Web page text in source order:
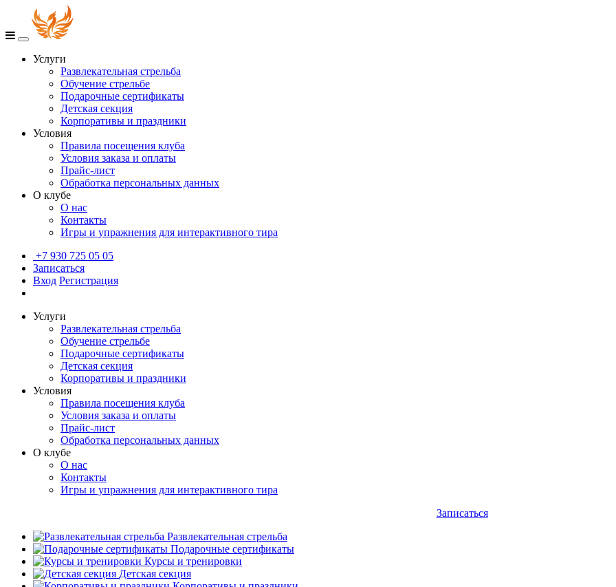
Услуги
Развлекательная стрельба
Обучение стрельбе
Подарочные сертификаты
Детская секция
Корпоративы и праздники
Условия
Правила посещения клуба
Условия заказа и оплаты
Прайс-лист
Обработка персональных данных
О клубе
О нас
Контакты
Игры и упражнения для интерактивного тира
+7 930 725 05 05
Записаться
Вход Регистрация
Услуги
Развлекательная стрельба
Обучение стрельбе
Подарочные сертификаты
Детская секция
Корпоративы и праздники
Условия
Правила посещения клуба
Условия заказа и оплаты
Прайс-лист
Обработка персональных данных
О клубе
О нас
Контакты
Игры и упражнения для интерактивного тира
Записаться
Развлекательная стрельба
Подарочные сертификаты
Курсы и тренировки
Детская секция